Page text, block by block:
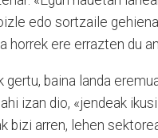
edo sortzaile
horrek ere errazten du
gertu, baina landa
izan dio, «jendeak
bizi arren, lehen